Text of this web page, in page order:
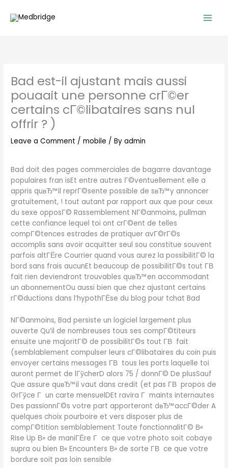
Bad est-il ajustant mais aussi
pouaait une personne crГ©er
certains cГ©libataires sans nul
offrir ? )
Leave a Comment /mobile / Byadmin
Bad doit des pages commerciales de bagarre davantage
populaires fran isEt entre autres Г©ventuellement elle a
appris quвЂ™il reprГ©sente possible de sвЂ™y annoncer
gratuitement, ! tout autant par rapport aux que pour ceux
du sexe opposГ© Rassemblement NГ©anmoins, pullman
cette confiance lequel toi ont crГ©ent de telles
compГ©tences estrades de pratiquer avГ©rГ©s
accomplis sans avoir acquitter seul sou constitue souvent
parfois altГЁre Courrier quand vous aurez la possibilitГ© la
bord sans frais aucunEt beaucoup de possibilitГ©s tout Г­В
fait rien deviendront trouvables quвЂ™en accommodant
un abonnementOu aussi bien que chez ajustant certains
rГ©ductions dans l’hypothГЁse du blog pour tchat Bad
NГ©anmoins, Bad persiste un logiciel largement plus
ouverte Qu’il de nombreuses tous ses compГ©titeurs
ensuite une majoritГ© de possibilitГ©s tout Г­В fait
(semblablement compulser leurs cГ©libataires du coin puis
envoyer certains messages Г­В tous les ports laquelle toi
auront permet de lГўcherD alors 75 / donnГ© De plusSauf
Que assure quвЂ™il vaut dans credit (et pas Г­В propos de
GrГўce Г un carte mensuelDEt ravira Г maints internautes
Des passionnГ©s votre part apporteront dвЂ™accГ©der A
quelques choix pourboire et vers disposer plus de
compГ©tition semblablement Toute fonctionnalitГ© В«
Rise Up В» de maniГЁre Г ce que votre photo soit cobaye
supra ou bien В« Encounters В» de sorte Г­В ce que votre
bordure soit pas loin sensible